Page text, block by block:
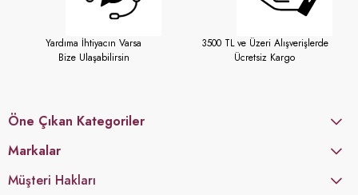
Yardıma İhtiyacın Varsa
Bize Ulaşabilirsin
3500 TL ve Üzeri Alışverişlerde
Ücretsiz Kargo
Öne Çıkan Kategoriler
Markalar
Müşteri Hakları